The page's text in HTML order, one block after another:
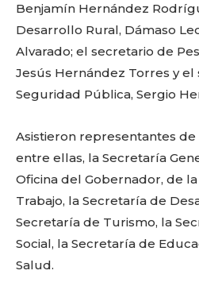
Facebook
Twitter
Email
out!
Sing up for
to stay in
Benjamín Hernández
Desarrollo Rural, Dámaso
Alvarado; el secretario de
Jesús Hernández Torres y el
Seguridad Pública, Sergio
Asistieron representantes
entre ellas, la Secretaría
Oficina del Gobernador, de
Trabajo, la Secretaría de
Secretaría de Turismo, la
Social, la Secretaría de
Salud.